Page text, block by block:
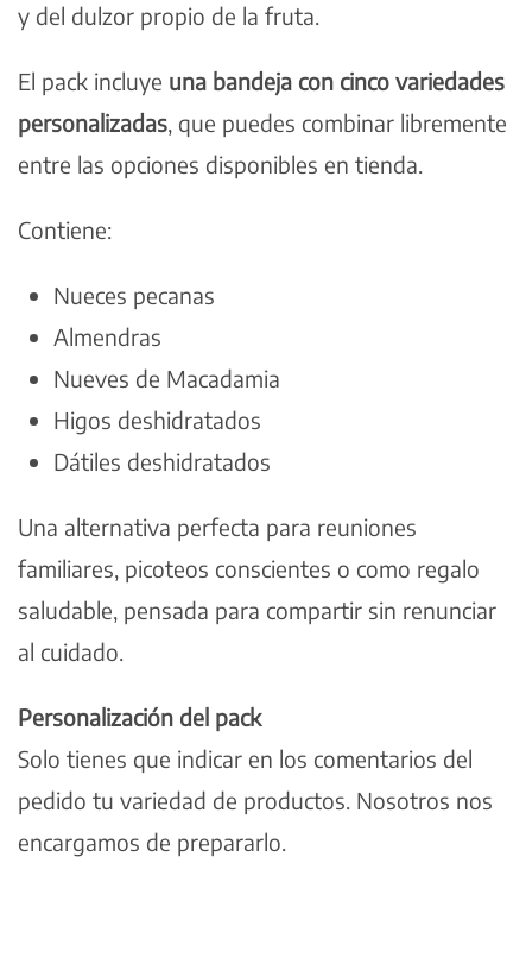
y del dulzor propio de la fruta.
El pack incluye una bandeja con cinco variedades
personalizadas, que puedes combinar libremente
entre las opciones disponibles en tienda.
Contiene:
Nueces pecanas
Almendras
Nueves de Macadamia
Higos deshidratados
Dátiles deshidratados
Una alternativa perfecta para reuniones
familiares, picoteos conscientes o como regalo
saludable, pensada para compartir sin renunciar
al cuidado.
Personalización del pack
Solo tienes que indicar en los comentarios del
pedido tu variedad de productos. Nosotros nos
encargamos de prepararlo.